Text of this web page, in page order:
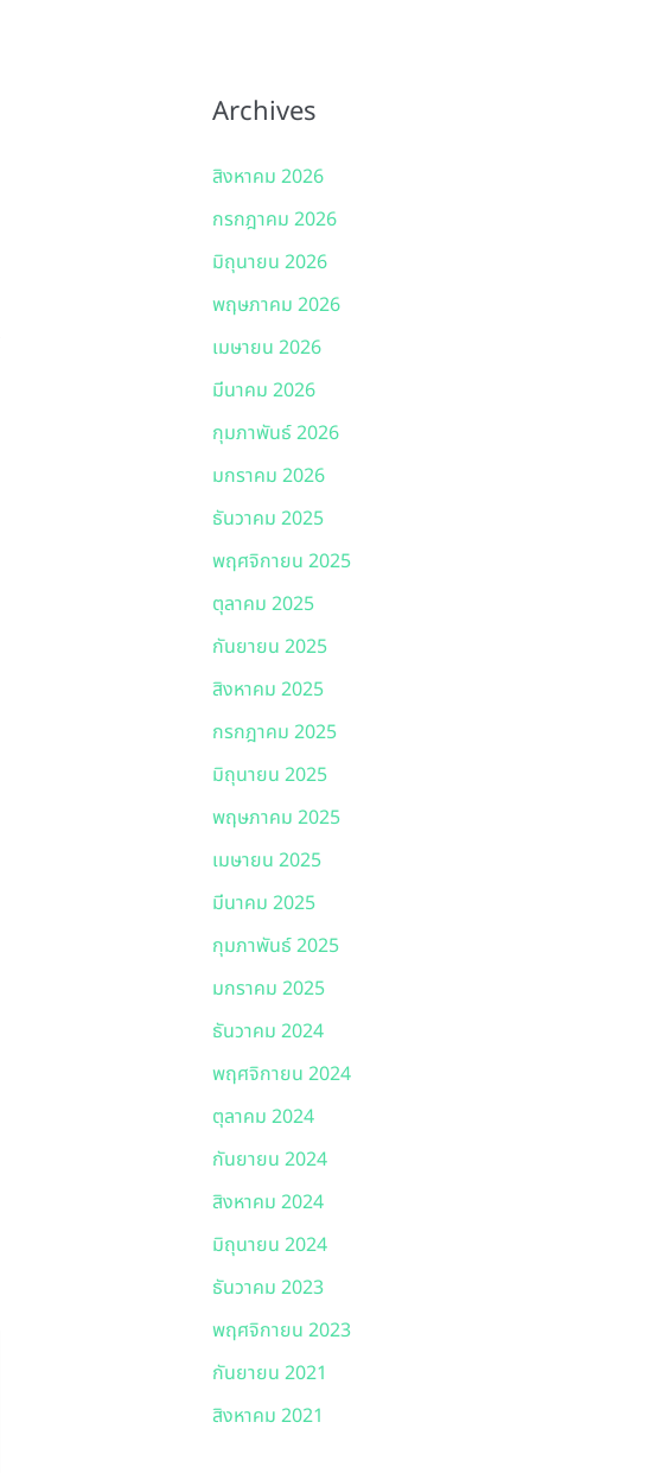
Archives
สิงหาคม 2026
กรกฎาคม 2026
มิถุนายน 2026
พฤษภาคม 2026
เมษายน 2026
มีนาคม 2026
กุมภาพันธ์ 2026
มกราคม 2026
ธันวาคม 2025
พฤศจิกายน 2025
ตุลาคม 2025
กันยายน 2025
สิงหาคม 2025
กรกฎาคม 2025
มิถุนายน 2025
พฤษภาคม 2025
เมษายน 2025
มีนาคม 2025
กุมภาพันธ์ 2025
มกราคม 2025
ธันวาคม 2024
พฤศจิกายน 2024
ตุลาคม 2024
กันยายน 2024
สิงหาคม 2024
มิถุนายน 2024
ธันวาคม 2023
พฤศจิกายน 2023
กันยายน 2021
สิงหาคม 2021